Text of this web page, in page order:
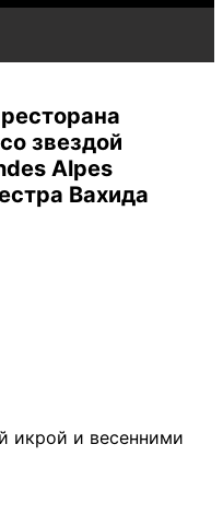
звездой
Alpes
Вахида
икрой и весенними